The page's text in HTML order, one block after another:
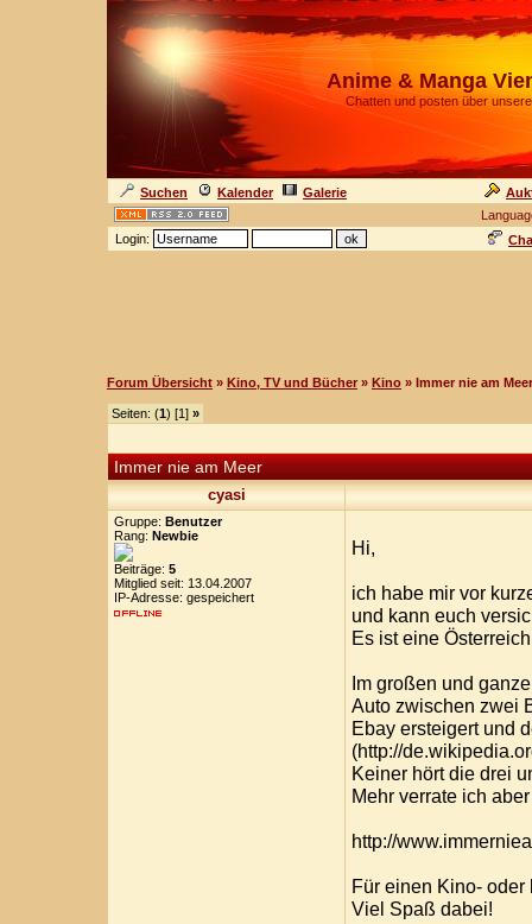
Anime & Manga
Chatten und posten über
Suchen Kalender Galerie
Login:
Forum Übersicht » Kino, TV und Bücher » Kino » Immer nie am Meer
Seiten: (1) [1] »
Immer nie am Meer
cyasi
Gruppe: Benutzer
Rang: Newbie
Beiträge: 5
Mitglied seit: 13.04.2007
IP-Adresse: gespeichert
Hi,
ich habe mir vor
und kann euch
Es ist eine
Im großen und
Auto zwischen zwei
Ebay ersteigert und
(http://
Keiner hört die drei
Mehr verrate ich
http://
Für einen Kino-
Viel Spaß dabei!